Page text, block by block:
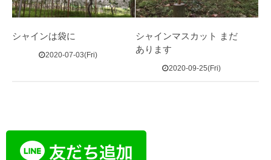
シャインは袋に
2020-07-03(Fri)
シャインマスカット まだ
あります
2020-09-25(Fri)